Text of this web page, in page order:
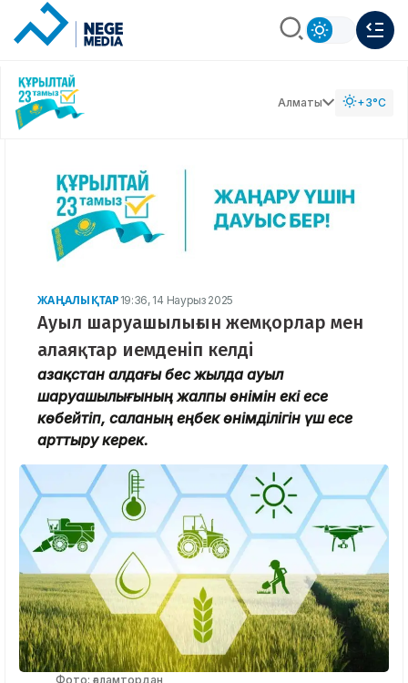
Алматы +3°C
ЖАҢАЛЫҚТАР 19:36, 14 Наурыз 2025
Ауыл шаруашылығын жемқорлар мен
алаяқтар иемденіп келді
Қазақстан алдағы бес жылда ауыл
шаруашылығының жалпы өнімін екі есе
көбейтіп, саланың еңбек өнімділігін үш есе
арттыру керек.
Фото: ғаламтордан